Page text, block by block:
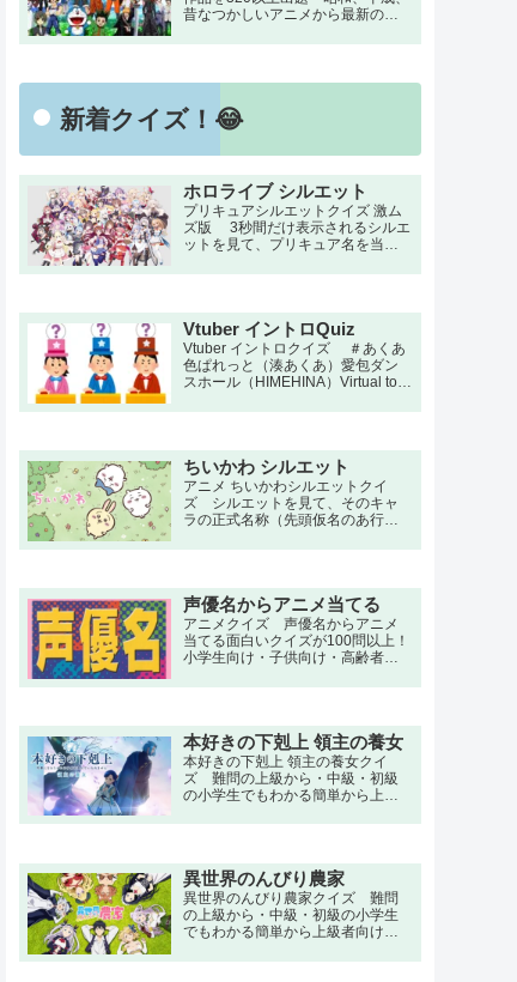
昔なつかしいアニメから最新のア
定！ 名言・セリフ・キャラクタ
択問題までの小学生の簡単問題か
上級のランク付け。
新着クイズ！😂
ホロライブ シルエット
プリキュアシルエットクイズ 激ム
ズ版 3秒間だけ表示されるシルエ
ットを見て、プリキュア名を当て
クイズです。 プリキュアファン
をめざしてチャレンジ！！
Vtuber イントロQuiz
Vtuber イントロクイズ ＃あくあ
色ぱれっと（湊あくあ）愛包ダン
スホール（HIMEHINA）Virtual to
芽）III（宝鐘マリン＆こぼ・かなえ
（ROF-MAO）おとせサンダー（ぼ
っちぼろまる）ビビデバ（星街す
いせい）美少女無罪♡パイレーツ
（宝鐘マリン）粛聖!! ロリ神レクイ
エム☆（しぐれうい）
ちいかわ シルエット
アニメ ちいかわシルエットクイ
ズ シルエットを見て、そのキャ
ラの正式名称（先頭仮名のあ行～
学生向け・子供向け・高齢者向け
ら大人向け・上級者向けの超激ム
ズ、難問もあります。
声優名からアニメ当てる
アニメクイズ 声優名からアニメ
当てる面白いクイズが100問以上！
小学生向け・子供向け・高齢者向
から大人向け・上級者向けの超激
本好きの下剋上 領主の養女
本好きの下剋上 領主の養女クイ
ズ 難問の上級から・中級・初級
の小学生でもわかる簡単から上級
ラクター・声優・一問一答・3択問
乃は、念願である図書館への就職
が決まった日に亡くなってしま
う。もっと多くの本を読みたかっ
た、そんな未練を抱いた彼女は気
が付くと異世界の幼女マインとし
異世界のんびり農家
異世界のんびり農家クイズ 難問
の上級から・中級・初級の小学生
でもわかる簡単から上級者向け問
ー・声優・一問一答・3択問題ま